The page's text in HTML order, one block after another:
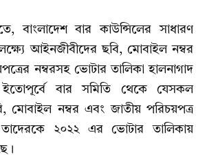
বাংলাদেশ বার কাউন্সিলের সাধারণ
আইনজীবীদের ছবি, মোবাইল নম্বর
নম্বরসহ ভোটার তালিকা হালনাগাদ
ইতোপূর্বে বার সমিতি থেকে যেসকল
মোবাইল নম্বর এবং জাতীয় পরিচয়পত্র
২০২২ এর ভোটার তালিকায়